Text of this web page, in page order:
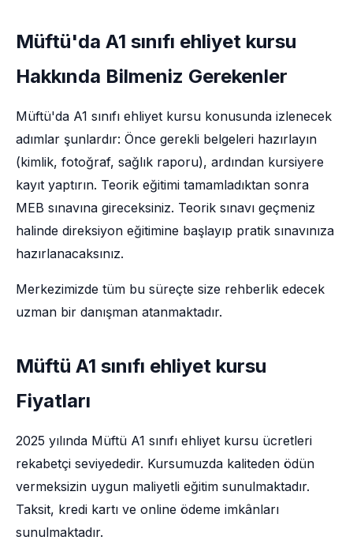
Müftü'da A1 sınıfı ehliyet kursu
Hakkında Bilmeniz Gerekenler
Müftü'da A1 sınıfı ehliyet kursu konusunda izlenecek
adımlar şunlardır: Önce gerekli belgeleri hazırlayın
(kimlik, fotoğraf, sağlık raporu), ardından kursiyere
kayıt yaptırın. Teorik eğitimi tamamladıktan sonra
MEB sınavına gireceksiniz. Teorik sınavı geçmeniz
halinde direksiyon eğitimine başlayıp pratik sınavınıza
hazırlanacaksınız.
Merkezimizde tüm bu süreçte size rehberlik edecek
uzman bir danışman atanmaktadır.
Müftü A1 sınıfı ehliyet kursu
Fiyatları
2025 yılında Müftü A1 sınıfı ehliyet kursu ücretleri
rekabetçi seviyededir. Kursumuzda kaliteden ödün
vermeksizin uygun maliyetli eğitim sunulmaktadır.
Taksit, kredi kartı ve online ödeme imkânları
sunulmaktadır.